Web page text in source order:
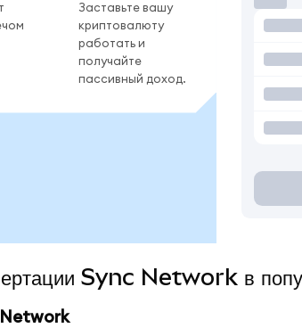
Заставьте вашу
криптовалюту
работать и
получайте
пассивный доход.
Sync Network в